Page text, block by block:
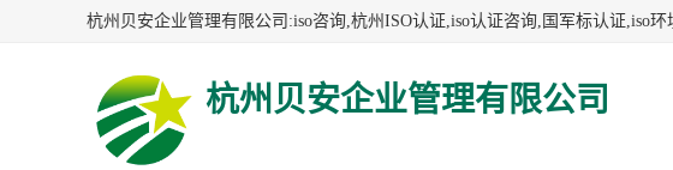
杭州贝安企业管理有限公司